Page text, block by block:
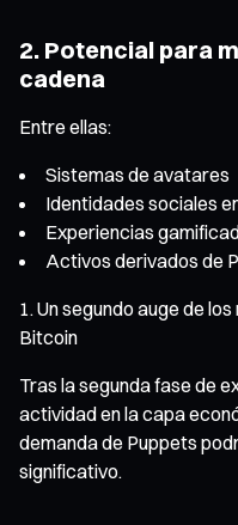
2. Potencial para
cadena
Entre ellas:
Sistemas de avatares
Identidades sociales
Experiencias
Activos derivados de
Un segundo auge de
Bitcoin
Tras la segunda fase de
actividad en la capa
demanda de Puppets
significativo.